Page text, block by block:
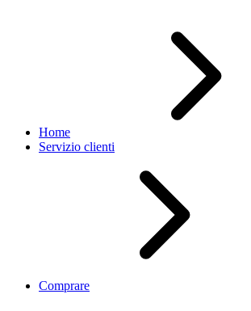
Home
Servizio clienti
Comprare